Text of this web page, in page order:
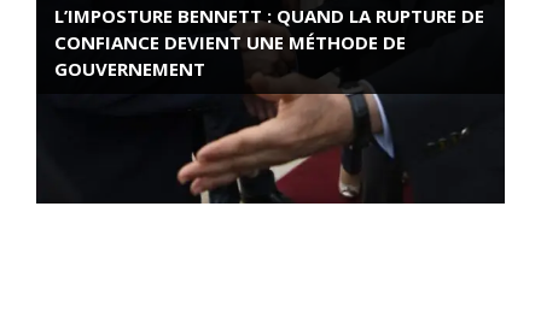
L’IMPOSTURE BENNETT : QUAND LA RUPTURE DE
CONFIANCE DEVIENT UNE MÉTHODE DE
GOUVERNEMENT
ROSE VALLAND, HEROÏNE DE LA RESISTANCE